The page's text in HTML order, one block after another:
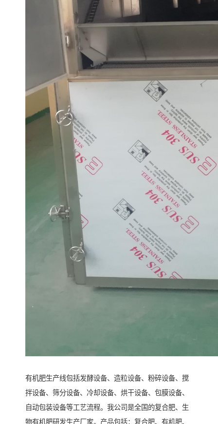
有机肥生产线包括发酵设备、造粒设备、粉碎设备、搅
拌设备、筛分设备、冷却设备、烘干设备、包膜设备、
自动包装设备等工艺流程。我公司是全国的复合肥、生
物有机肥研发生产厂家。产品包括：复合肥、有机肥、